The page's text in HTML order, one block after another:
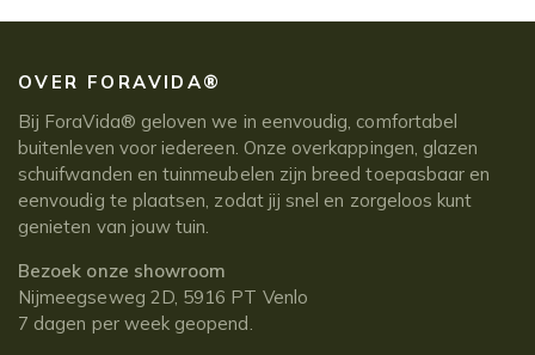
OVER FORAVIDA®
Bij ForaVida® geloven we in eenvoudig, comfortabel
buitenleven voor iedereen. Onze overkappingen, glazen
schuifwanden en tuinmeubelen zijn breed toepasbaar en
eenvoudig te plaatsen, zodat jij snel en zorgeloos kunt
genieten van jouw tuin.
Bezoek onze showroom
Nijmeegseweg 2D, 5916 PT Venlo
7 dagen per week geopend.